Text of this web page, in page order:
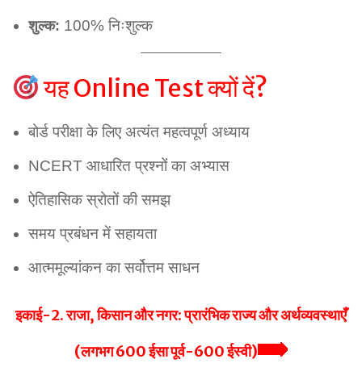
शुल्क: 100% निःशुल्क
यह Online Test क्यों दें?
बोर्ड परीक्षा के लिए अत्यंत महत्वपूर्ण अध्याय
NCERT आधारित प्रश्नों का अभ्यास
ऐतिहासिक स्रोतों की समझ
समय प्रबंधन में सहायता
आत्ममूल्यांकन का सर्वोत्तम साधन
इकाई-2. राजा, किसान और नगर: प्रारंभिक राज्य और अर्थव्यवस्थाएँ
(लगभग 600 ईसा पूर्व-600 ईस्वी)